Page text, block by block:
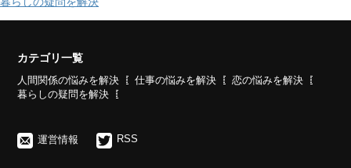
カテゴリ一覧
人間関係の悩みを解決 仕事の悩みを解決
恋の悩みを解決
暮らしの疑問を解決
運営情報 RSS